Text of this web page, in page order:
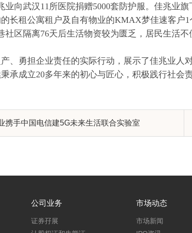
业向武汉11所医院捐赠5000套防护服。佳兆业
长租公寓租户及自有物业的KMAX梦佳速客户
社区隔离76天后生活物资较为匮乏，居民生活
、勇担企业责任的实际行动，展示了佳兆业人
承成立20多年来的初心与匠心，积极践行社会
携手中国电信建5G未来生活联合实验室
公司业务
证券孖展
市场动态
市场新闻